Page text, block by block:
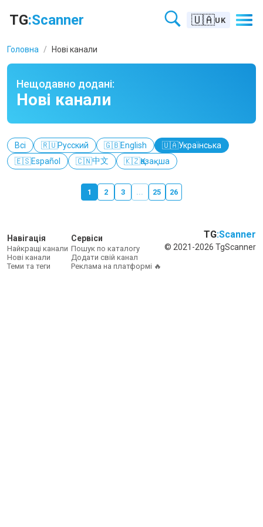
TG:Scanner 🇺🇦UK
Головна / Нові канали
Нещодавно додані:
Нові канали
Всі 🇷🇺Русский 🇬🇧English 🇺🇦Українська
🇪🇸Español 🇨🇳中文 🇰🇿Қазақша
1 2 3 ... 25 26
Навігація
Найкращі канали
Нові канали
Теми та теги
Сервіси
Пошук по каталогу
Додати свій канал
Реклама на платформі 🔥
TG:Scanner
© 2021-2026 TgScanner